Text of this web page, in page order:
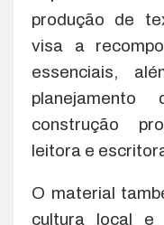
produção de
visa a
essenciais,
construção
leitora e
O material
cultura local e